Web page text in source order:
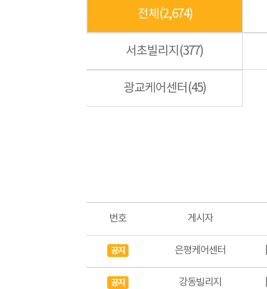
전체(2,674)
서초빌리지(377)
광교케어센터(45)
번호 게시자
공지 은평케어센터
공지 강동빌리지